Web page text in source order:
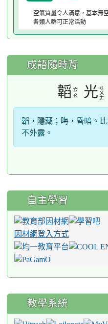
空氣質量令人滿意，基本無
各類人群可正常活動
成語隨時背
韜 ㄊ
ㄠ
光 ㄍ
ㄨ
ㄤ
韜，隱藏；晦，昏暗。
不外露。
自主學習
因材網登入方式
教學系統